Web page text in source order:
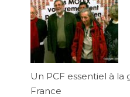
Un PCF essentiel à
France